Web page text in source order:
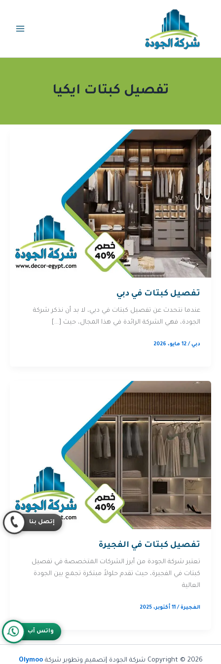
تفصيل كبتات ايكيا
تفصيل كبتات في دبي
عندما نتحدث عن تفصيل كبتات في دبي، لا بد أن نذكر شركة
الجودة، فهي الشركة الرائدة في هذا المجال، حيث […]
دبي/12 مايو، 2026
تفصيل كبتات في الفجيرة
تعتبر شركة الجودة من أبرز الشركات المتخصصة في تفصيل
كبتات في الفجيرة، حيث تقدم حلولاً مبتكرة تجمع بين الجودة
العالية
الفجيرة/11 أكتوبر، 2025
Copyright © 2026 شركة الجودة |تصميم وتطوير شركة Olymoo
واتس آب
إتصل بنا